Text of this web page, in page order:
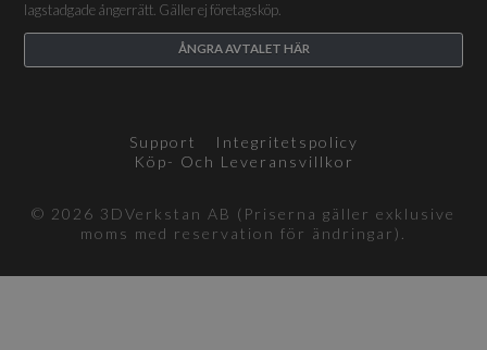
lagstadgade ångerrätt. Gäller ej företagsköp.
ÅNGRA AVTALET HÄR
Support
Integritetspolicy
Köp- Och Leveransvillkor
© 2026 3DVerkstan AB (Priserna gäller exklusive
moms med reservation för ändringar).